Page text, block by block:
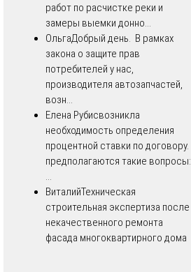
работ по расчистке реки и
замеры выемки донно...
ОльгаДобрый день. В рамках
закона о защите прав
потребителей у нас,
производителя автозапчастей,
возн...
Елена Рубисвозникла
необходимость определения
процентной ставки по договору.
предполагаются такие вопросы:
...
ВиталийТехническая
строительная экспертиза после
некачественного ремонта
фасада многоквартирного дома